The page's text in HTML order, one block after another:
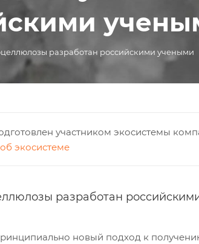
разработан российскими учеными
участником экосистемы
экосистеме
разработан
новый подход к